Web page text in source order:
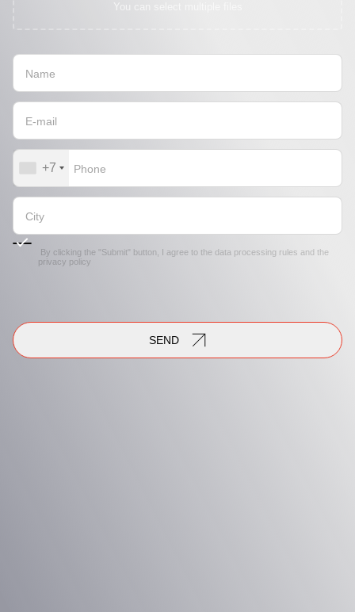
You can select multiple files
+7
By clicking the "Submit" button, I agree to the data processing rules and the
privacy policy
SEND